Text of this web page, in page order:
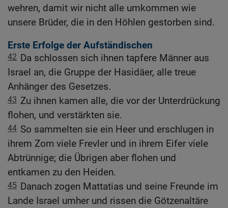
wehren, damit wir nicht alle umkommen wie
unsere Brüder, die in den Höhlen gestorben sind.
Erste Erfolge der Aufständischen
42 Da schlossen sich ihnen tapfere Männer aus
Israel an, die Gruppe der Hasidäer, alle treue
Anhänger des Gesetzes.
43 Zu ihnen kamen alle, die vor der Unterdrückung
flohen, und verstärkten sie.
44 So sammelten sie ein Heer und erschlugen in
ihrem Zorn viele Frevler und in ihrem Eifer viele
Abtrünnige; die Übrigen aber flohen und
entkamen zu den Heiden.
45 Danach zogen Mattatias und seine Freunde im
Lande Israel umher und rissen die Götzenaltäre